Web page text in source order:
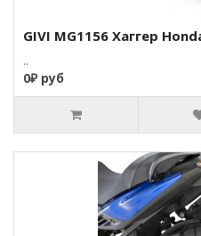
GIVI MG1156 Хаггер
..
0₽ руб